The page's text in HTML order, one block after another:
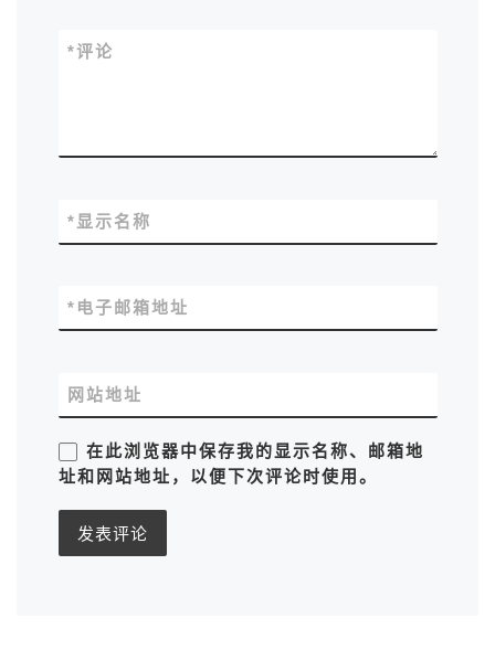
评论
*
显示名称
*
电子邮箱地址
*
网站地址
在此浏览器中保存我的显示名称、邮箱地
址和网站地址，以便下次评论时使用。